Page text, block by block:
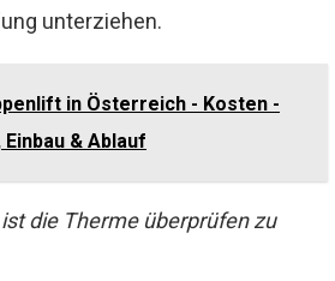
unterziehen.
in Österreich - Kosten -
& Ablauf
die Therme überprüfen zu